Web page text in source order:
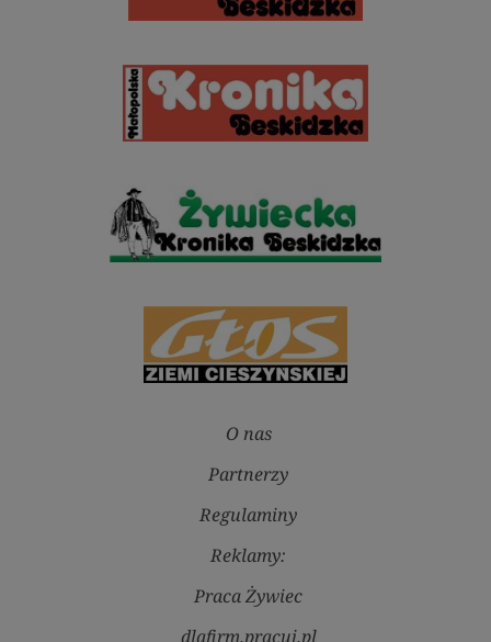
O nas
Partnerzy
Regulaminy
Reklamy:
Praca Żywiec
dlafirm.pracuj.pl